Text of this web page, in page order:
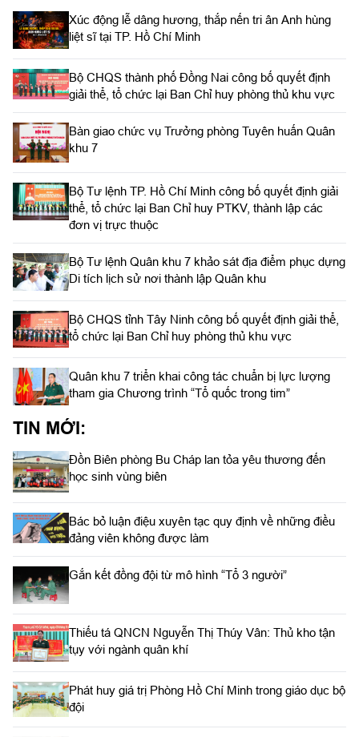
Xúc động lễ dâng hương, thắp nến tri ân Anh hùng
liệt sĩ tại TP. Hồ Chí Minh
Bộ CHQS thành phố Đồng Nai công bố quyết định
giải thể, tổ chức lại Ban Chỉ huy phòng thủ khu vực
Bàn giao chức vụ Trưởng phòng Tuyên huấn Quân
khu 7
Bộ Tư lệnh TP. Hồ Chí Minh công bố quyết định giải
thể, tổ chức lại Ban Chỉ huy PTKV, thành lập các
đơn vị trực thuộc
Bộ Tư lệnh Quân khu 7 khảo sát địa điểm phục dựng
Di tích lịch sử nơi thành lập Quân khu
Bộ CHQS tỉnh Tây Ninh công bố quyết định giải thể,
tổ chức lại Ban Chỉ huy phòng thủ khu vực
Quân khu 7 triển khai công tác chuẩn bị lực lượng
tham gia Chương trình “Tổ quốc trong tim”
TIN MỚI:
Đồn Biên phòng Bu Cháp lan tỏa yêu thương đến
học sinh vùng biên
Bác bỏ luận điệu xuyên tạc quy định về những điều
đảng viên không được làm
Gắn kết đồng đội từ mô hình “Tổ 3 người”
Thiếu tá QNCN Nguyễn Thị Thúy Vân: Thủ kho tận
tụy với ngành quân khí
Phát huy giá trị Phòng Hồ Chí Minh trong giáo dục bộ
đội